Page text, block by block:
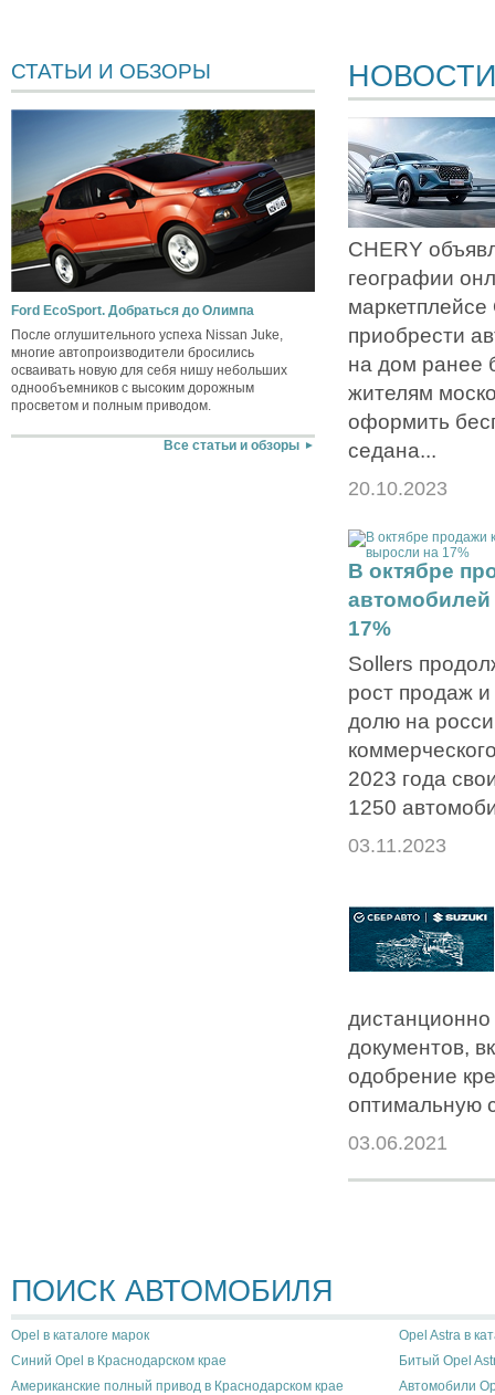
СТАТЬИ И ОБЗОРЫ
Ford EcoSport. Добраться до Олимпа
После оглушительного успеха Nissan Juke,
многие автопроизводители бросились
осваивать новую для себя нишу небольших
однообъемников с высоким дорожным
просветом и полным приводом.
Все статьи и обзоры
НОВОСТИ
CHERY
географии
приобрести
на дом ранее
жителям
оформить
седана...
20.10.2023
В октябре
17%
Sollers
рост продаж
долю на
2023 года
1250
03.11.2023
документов,
одобрение
оптимальную
03.06.2021
ПОИСК АВТОМОБИЛЯ
Opel в каталоге марок
Opel Astra в
Синий Opel в Краснодарском крае
Битый Opel
Американские полный привод в Краснодарском крае
Автомобили